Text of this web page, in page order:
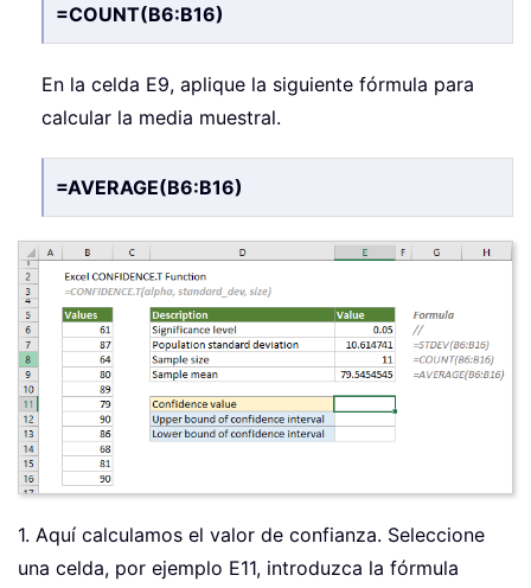
=COUNT(B6:B16)
En la celda E9, aplique la siguiente fórmula para
calcular la media muestral.
=AVERAGE(B6:B16)
1. Aquí calculamos el valor de confianza. Seleccione
una celda, por ejemplo E11, introduzca la fórmula